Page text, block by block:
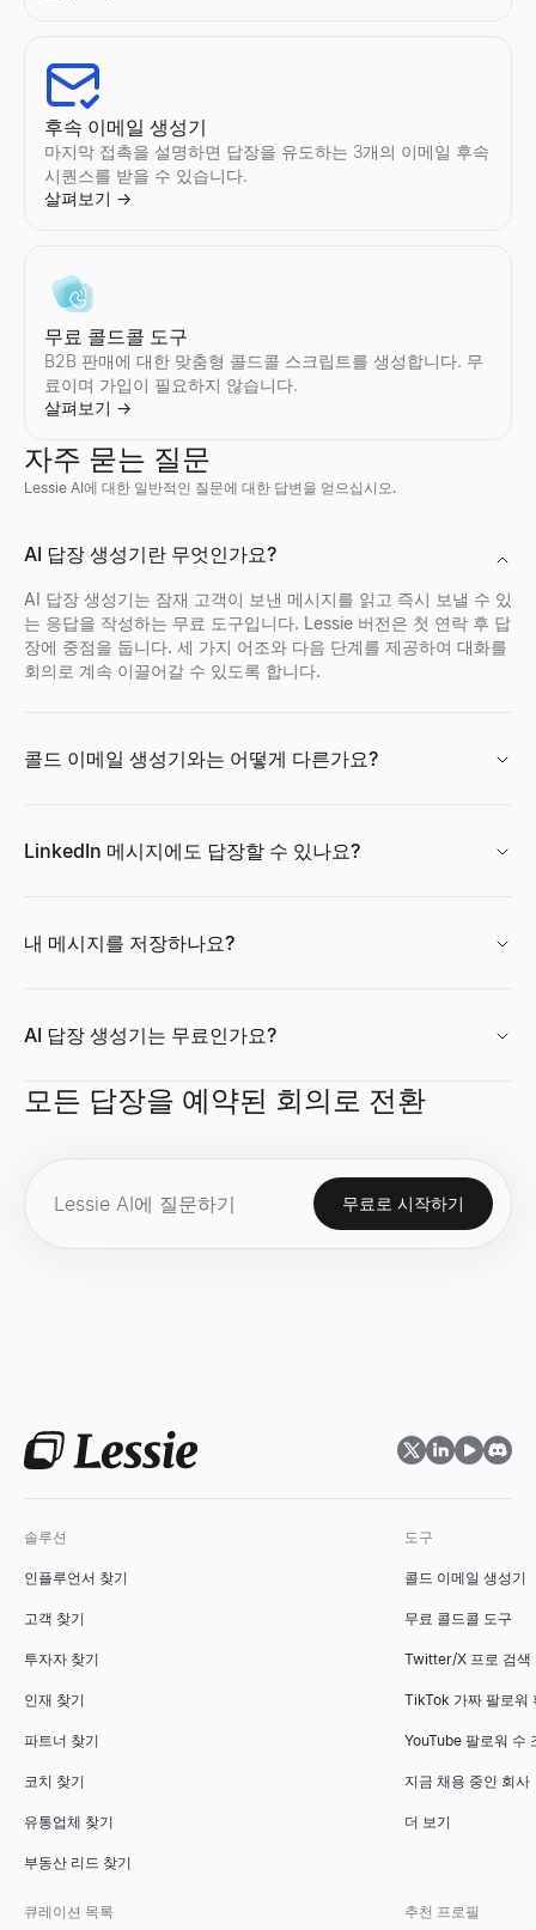
후속 이메일 생성기
마지막 접촉을 설명하면 답장을 유도하는 3개의 이메일 후속
시퀀스를 받을 수 있습니다.
살펴보기 →
무료 콜드콜 도구
B2B 판매에 대한 맞춤형 콜드콜 스크립트를 생성합니다. 무
료이며 가입이 필요하지 않습니다.
살펴보기 →
기업 프로필를 즉시 검색.회사 이름에서업계, 직원 수, 위치, 연
살펴보기→
구매 신호 디코더
살펴보기 →
채용 신호 해독기
채용 공고를 붙여넣으세요 — 확장, 기술 스택, 문제점, 그리고 연
살펴보기
도메인을 입력하면 실시간 구매 신호 점수, 그 뒤에 있는 신호, 그
회사를 입력하세요. 채용 중인 직무, 성장 중인 팀, 그리고 연락 방
살펴보기
근처 소기업 찾기 — 영업 중, 채용 중, 매물, 여성 소유, 참전용사
지금 채용 중인 회사를 확인하세요 — 스타트업, 원격 팀, 기술 분
살펴보기→
이력서 요약 생성기
살펴보기 →
직무 기술서 생성기
직무명과 몇 가지 세부 정보만으로 개요, 책임, 요구 사항, 혜택
살펴보기
직무 설명, 경력 수준, 부서 정보만으로 표준적이고 시장에서 인
어떤 역할과 면접 유형에든 맞춤형 면접 질문을 몇 초 만에 생성
살펴보기
관리자, 동료, 인턴을 위한 4가지 무료 직원 추천서 샘플을 복사
공개 사용자 ID로 Discord 아바타, 배너, 사용자 이름, 배지를 깔
살펴보기→
CPM 계산기
살펴보기 →
성장률 계산기
무료 성장률 계산기. 초기 및 최종 값으로 단순 성장률과 CAGR
살펴보기
상향식 및 하향식 방법으로 TAM, SAM, SOM을 계산합니다. 스
이상적 고객 프로필에 따라 B2B 계정을 평가하세요. 즉시 적합성
살펴보기
무료 AI 도구로 세일즈 덱 아웃라인을 즉시 생성하세요. B2B 세
자주 묻는 질문
Lessie AI에 대한 일반적인 질문에 대한 답변을 얻으십시오.
AI 답장 생성기란 무엇인가요?
AI 답장 생성기는 잠재 고객이 보낸 메시지를 읽고 즉시 보낼 수 있
는 응답을 작성하는 무료 도구입니다. Lessie 버전은 첫 연락 후 답
장에 중점을 둡니다. 세 가지 어조와 다음 단계를 제공하여 대화를
회의로 계속 이끌어갈 수 있도록 합니다.
콜드 이메일 생성기와는 어떻게 다른가요?
LinkedIn 메시지에도 답장할 수 있나요?
내 메시지를 저장하나요?
AI 답장 생성기는 무료인가요?
모든 답장을 예약된 회의로 전환
무료로 시작하기
솔루션
인플루언서 찾기
고객 찾기
투자자 찾기
인재 찾기
파트너 찾기
코치 찾기
유통업체 찾기
부동산 리드 찾기
도구
콜드 이메일 생성기
무료 콜드콜 도구
Twitter/X 프로 검색
TikTok 가짜 팔로워
YouTube 팔로워 수
지금 채용 중인 회사
더 보기
큐레이션 목록 추천 프로필